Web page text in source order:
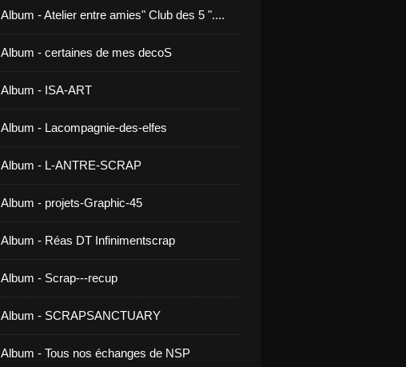
Album - Atelier entre amies" Club des 5 "....
Album - certaines de mes decoS
Album - ISA-ART
Album - Lacompagnie-des-elfes
Album - L-ANTRE-SCRAP
Album - projets-Graphic-45
Album - Réas DT Infinimentscrap
Album - Scrap---recup
Album - SCRAPSANCTUARY
Album - Tous nos échanges de NSP